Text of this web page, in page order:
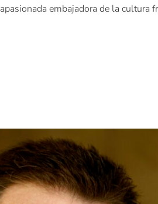
embajadora de la cultura